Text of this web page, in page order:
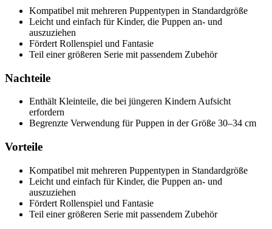
Kompatibel mit mehreren Puppentypen in Standardgröße
Leicht und einfach für Kinder, die Puppen an- und
auszuziehen
Fördert Rollenspiel und Fantasie
Teil einer größeren Serie mit passendem Zubehör
Nachteile
Enthält Kleinteile, die bei jüngeren Kindern Aufsicht
erfordern
Begrenzte Verwendung für Puppen in der Größe 30–34 cm
Vorteile
Kompatibel mit mehreren Puppentypen in Standardgröße
Leicht und einfach für Kinder, die Puppen an- und
auszuziehen
Fördert Rollenspiel und Fantasie
Teil einer größeren Serie mit passendem Zubehör